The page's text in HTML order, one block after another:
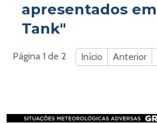
apresentados
Tank"
Página 1 de 2 Início Anterior